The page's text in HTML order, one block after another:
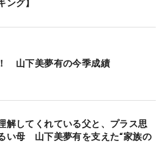
ジャー初制覇を果たした“孝行
合が続いていきますが、自分ら
んでもらえるようなゴルフを
。これからも両親への感謝を
進んでいく。
ング】
山下美夢有の今季成績
解してくれている父と、プラス思
い母 山下美夢有を支えた“家族の